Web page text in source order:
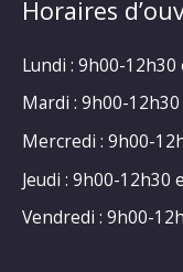
Horaires
Lundi : 9h00-
Mardi : 9h00-
Mercredi : 9h00-
Jeudi : 9h00-12h30
Vendredi : 9h00-